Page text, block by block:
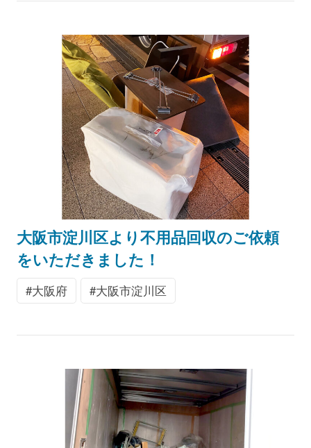
大阪市淀川区より不用品回収のご依頼
をいただきました！
大阪府 大阪市淀川区